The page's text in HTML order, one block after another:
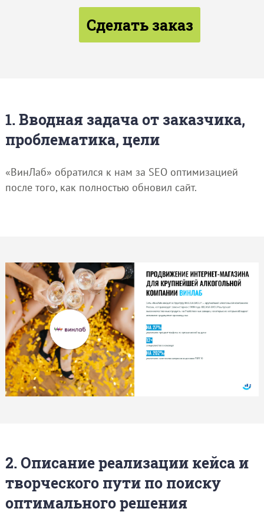
Сделать заказ
1. Вводная задача от заказчика,
проблематика, цели
«ВинЛаб» обратился к нам за SEO оптимизацией
после того, как полностью обновил сайт.
2. Описание реализации кейса и
творческого пути по поиску
оптимального решения